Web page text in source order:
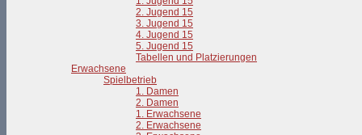
2. Jugend 15
3. Jugend 15
4. Jugend 15
5. Jugend 15
Tabellen und Platzierungen
Erwachsene
Spielbetrieb
1. Damen
2. Damen
1. Erwachsene
2. Erwachsene